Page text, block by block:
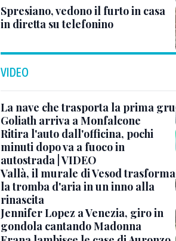
Spresiano, vedono il furto in casa
in diretta su telefonino
VIDEO
La nave che trasporta la prima gru
Goliath arriva a Monfalcone
Ritira l'auto dall'officina, pochi
minuti dopo va a fuoco in
autostrada | VIDEO
Vallà, il murale di Vesod trasforma
la tromba d'aria in un inno alla
rinascita
Jennifer Lopez a Venezia, giro in
gondola cantando Madonna